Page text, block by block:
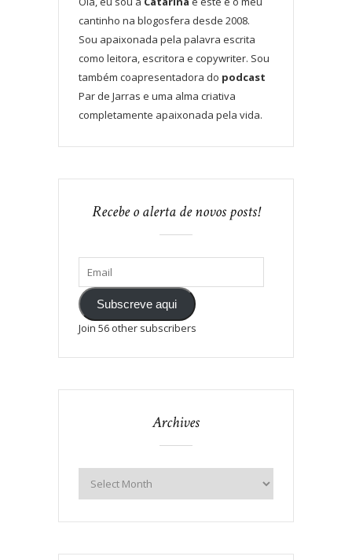
cantinho na blogosfera desde 2008.
Sou apaixonada pela palavra escrita
como leitora, escritora e copywriter. Sou
também coapresentadora do podcast
Par de Jarras e uma alma criativa
completamente apaixonada pela vida.
Recebe o alerta de novos posts!
Subscreve aqui
Join 56 other subscribers
Archives